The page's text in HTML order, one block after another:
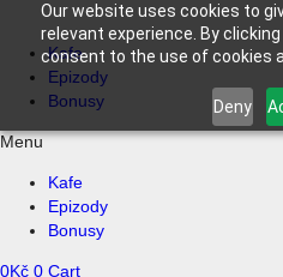
Our website uses cookies to
relevant experience. By
consent to the use of cookies
Deny
Kafe
Epizody
Bonusy
Menu
Kafe
Epizody
Bonusy
0Kč 0 Cart